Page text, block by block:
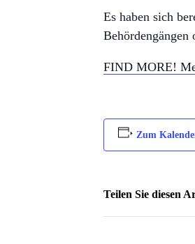
Es haben sich
Behördengängen
FIND MORE!
Zum
Teilen Sie diesen